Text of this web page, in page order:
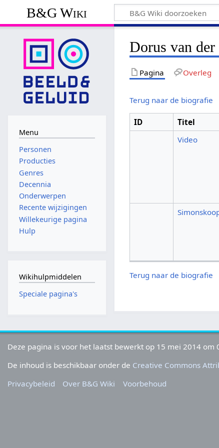
B&G Wiki
Dorus van
Pagina Overleg
Terug naar de biografie
ID Titel
Video
Terug naar de biografie
Menu
Personen
Producties
Genres
Decennia
Onderwerpen
Recente wijzigingen
Willekeurige pagina
Hulp
Wikihulpmiddelen
Speciale pagina's
Deze pagina is voor het laatst bewerkt op 15 mei 2014 om
De inhoud is beschikbaar onder de Creative Commons
Privacybeleid
Over B&G Wiki Voorbehoud